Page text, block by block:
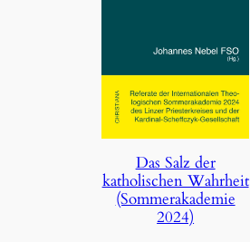
Das Salz der
katholischen Wahrheit
(Sommerakademie
2024)